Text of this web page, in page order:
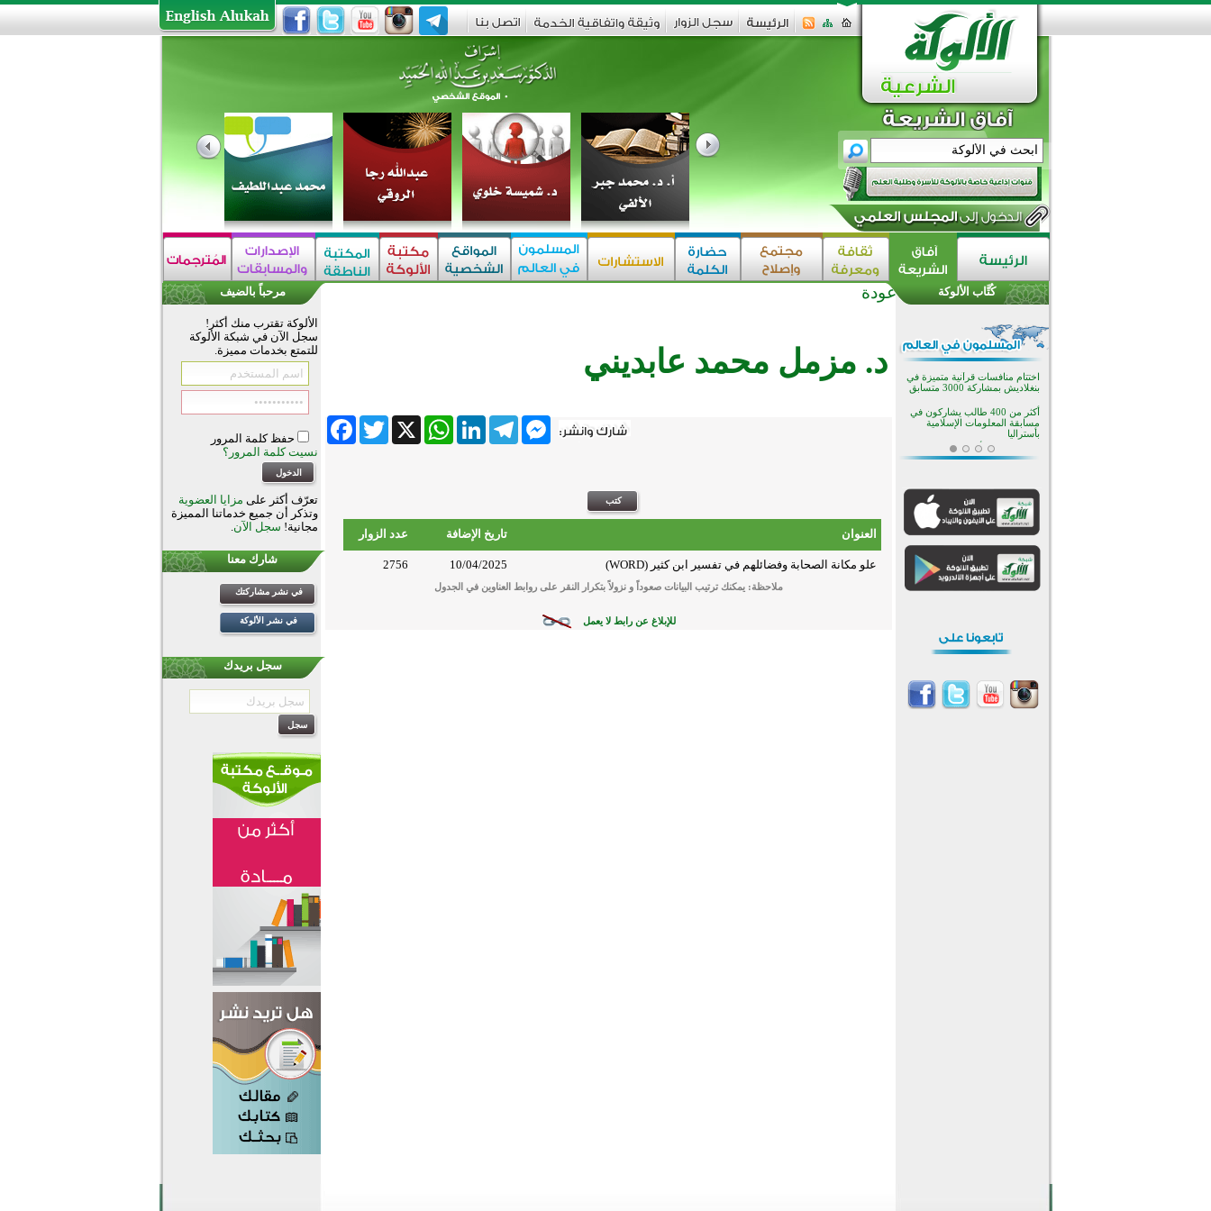
عودة
د. مزمل محمد عابديني
FacebookTwitter X
WhatsApp
LinkedIn
Telegram
Messenger
العنوان تاريخ الإضافة عدد الزوار
علو مكانة الصحابة وفضائلهم في تفسير ابن كثير (WORD) 10/04/2025
2756
ملاحظة: يمكنك ترتيب البيانات صعوداً و نزولاً بتكرار النقر على روابط العناوين في الجدول
للإبلاغ عن رابط لا يعمل
مرحباً بالضيف
الألوكة تقترب منك أكثر!
سجل الآن في شبكة الألوكة
للتمتع بخدمات مميزة.
حفظ كلمة المرور
نسيت كلمة المرور؟
تعرّف أكثر على مزايا العضوية
وتذكر أن جميع خدماتنا المميزة
مجانية! سجل الآن.
شارك معنا
في نشر مشاركتك
في نشر الألوكة
سجل بريدك
كُتَّاب الألوكة
اختتام الدورة التاسعة لمسابقة حفظ
تيسليتش تختتم برنامجا تعليميا لتعزيز
القيم وبناء الشخصية للشباب
المسلمين
اختتام منافسات قرآنية متميزة في
بنغلاديش بمشاركة 3000 متسابق
أكثر من 400 طالب يشاركون في
مسابقة المعلومات الإسلامية
بأستراليا
افتتاح تاريخي لأول مسجد في بلييفليا
بالجبل الأسود منذ أكثر من قرن
مسجد جديد في أجواء إيمانية مميزة
أكبر مشروع إسلامي في ريف
أستراليا يفتتح أبوابه بعد سنوات من
القرآن والتربية في صدارة البرامج
الصيفية للمسلمين في بينزا
وساراتوف وموردوفيا هذا العام
اختتام الدورة التاسعة لمسابقة حفظ
القيم وبناء الشخصية للشباب
المسلمين
أكثر من 400 طالب يشاركون في
مسابقة المعلومات الإسلامية